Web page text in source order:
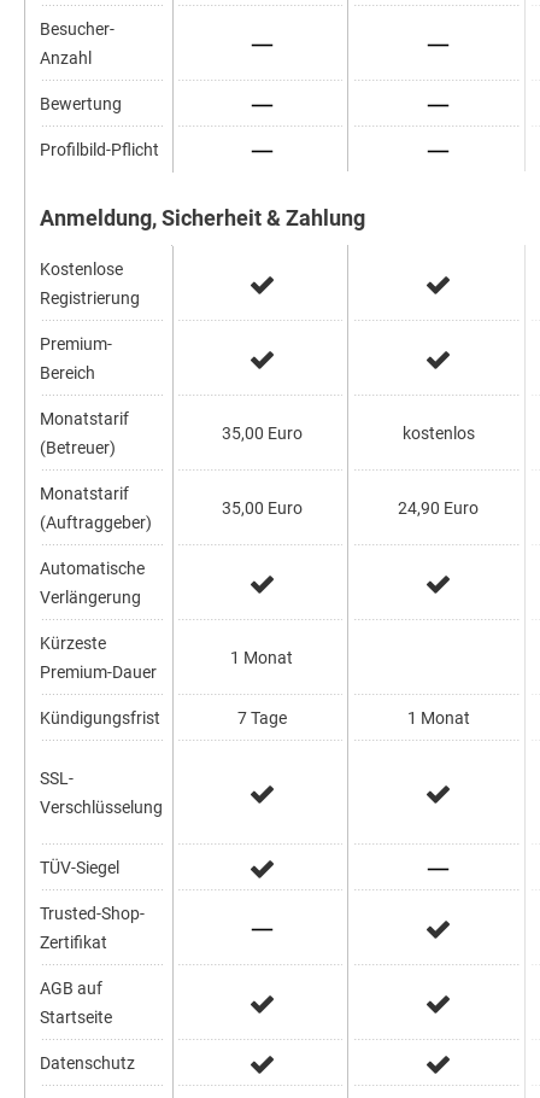
Besucher-
Anzahl
Bewertung
Profilbild-Pflicht
Anmeldung, Sicherheit & Zahlung
Kostenlose
Registrierung
Premium-
Bereich
Monatstarif
(Betreuer)
Monatstarif
(Auftraggeber)
Automatische
Verlängerung
Kürzeste
Premium-Dauer
Kündigungsfrist
SSL-
Verschlüsselung
TÜV-Siegel
Trusted-Shop-
Zertifikat
AGB auf
Startseite
Datenschutz
35,00 Euro
35,00 Euro
1 Monat
7 Tage
kostenlos
24,90 Euro
1 Monat